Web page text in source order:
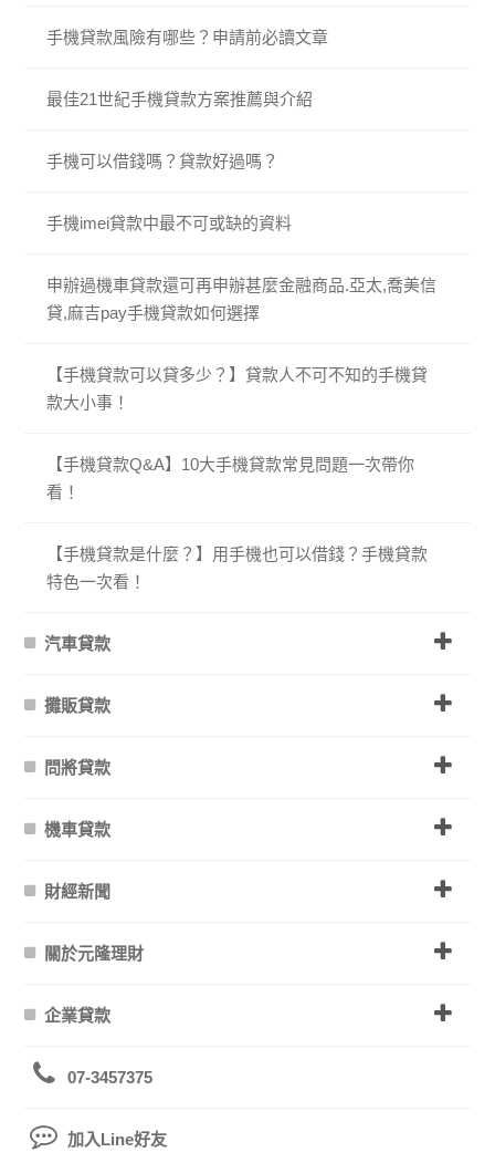
手機貸款風險有哪些？申請前必讀文章
最佳21世紀手機貸款方案推薦與介紹
手機可以借錢嗎？貸款好過嗎？
手機imei貸款中最不可或缺的資料
申辦過機車貸款還可再申辦甚麼金融商品.亞太,喬美信
貸,麻吉pay手機貸款如何選擇
【手機貸款可以貸多少？】貸款人不可不知的手機貸
款大小事！
【手機貸款Q&A】10大手機貸款常見問題一次帶你
看！
【手機貸款是什麼？】用手機也可以借錢？手機貸款
特色一次看！
汽車貸款
攤販貸款
問將貸款
機車貸款
財經新聞
關於元隆理財
企業貸款
07-3457375
加入Line好友